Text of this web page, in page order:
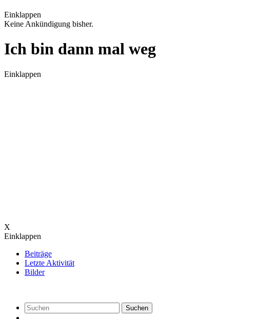
Einklappen
Keine Ankündigung bisher.
Ich bin dann mal weg
Einklappen
X
Einklappen
Beiträge
Letzte Aktivität
Bilder
Suchen